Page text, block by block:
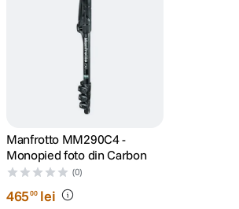
lavaliera
card memorie
ulanzi
9. insta 360
10 . godox
Manfrotto MM290C4 -
Monopied foto din Carbon
(0)
46500 lei